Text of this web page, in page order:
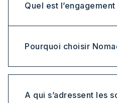
Quel est
Pourquoi choisir
A qui s’adressent les